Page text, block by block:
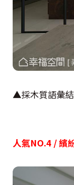
▲採木質語彙
人氣NO.4 / 繽